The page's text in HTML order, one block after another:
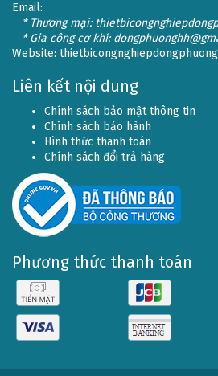
Email:
* Thương mại:
* Gia công cơ khí:
Website:
Liên kết nội dung
Chính sách bảo mật thông tin
Chính sách bảo hành
Hình thức thanh toán
Chính sách đổi trả hàng
Phương thức thanh toán